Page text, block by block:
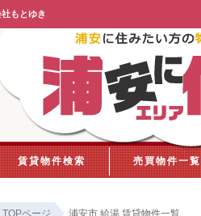
もとゆき
賃貸物件検索 売買物件一覧
TOPページ 浦安市 給湯 賃貸物件一覧